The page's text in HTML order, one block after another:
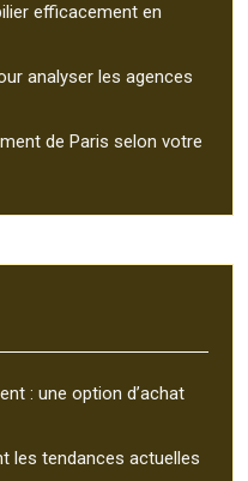
efficacement en
analyser les agences
de Paris selon votre
: une option d’achat
les tendances actuelles